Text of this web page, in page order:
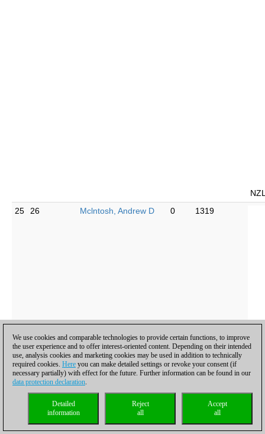
25
26 Mclntosh, Andrew D 0 1319
We use cookies and comparable technologies to provide certain functions, to improve
the user experience and to offer interest-oriented content. Depending on their intended
use, analysis cookies and marketing cookies may be used in addition to technically
required cookies. Here you can make detailed settings or revoke your consent (if
necessary partially) with effect for the future. Further information can be found in our
data protection declaration.
Accept
all
Reject
all
Detailed
information